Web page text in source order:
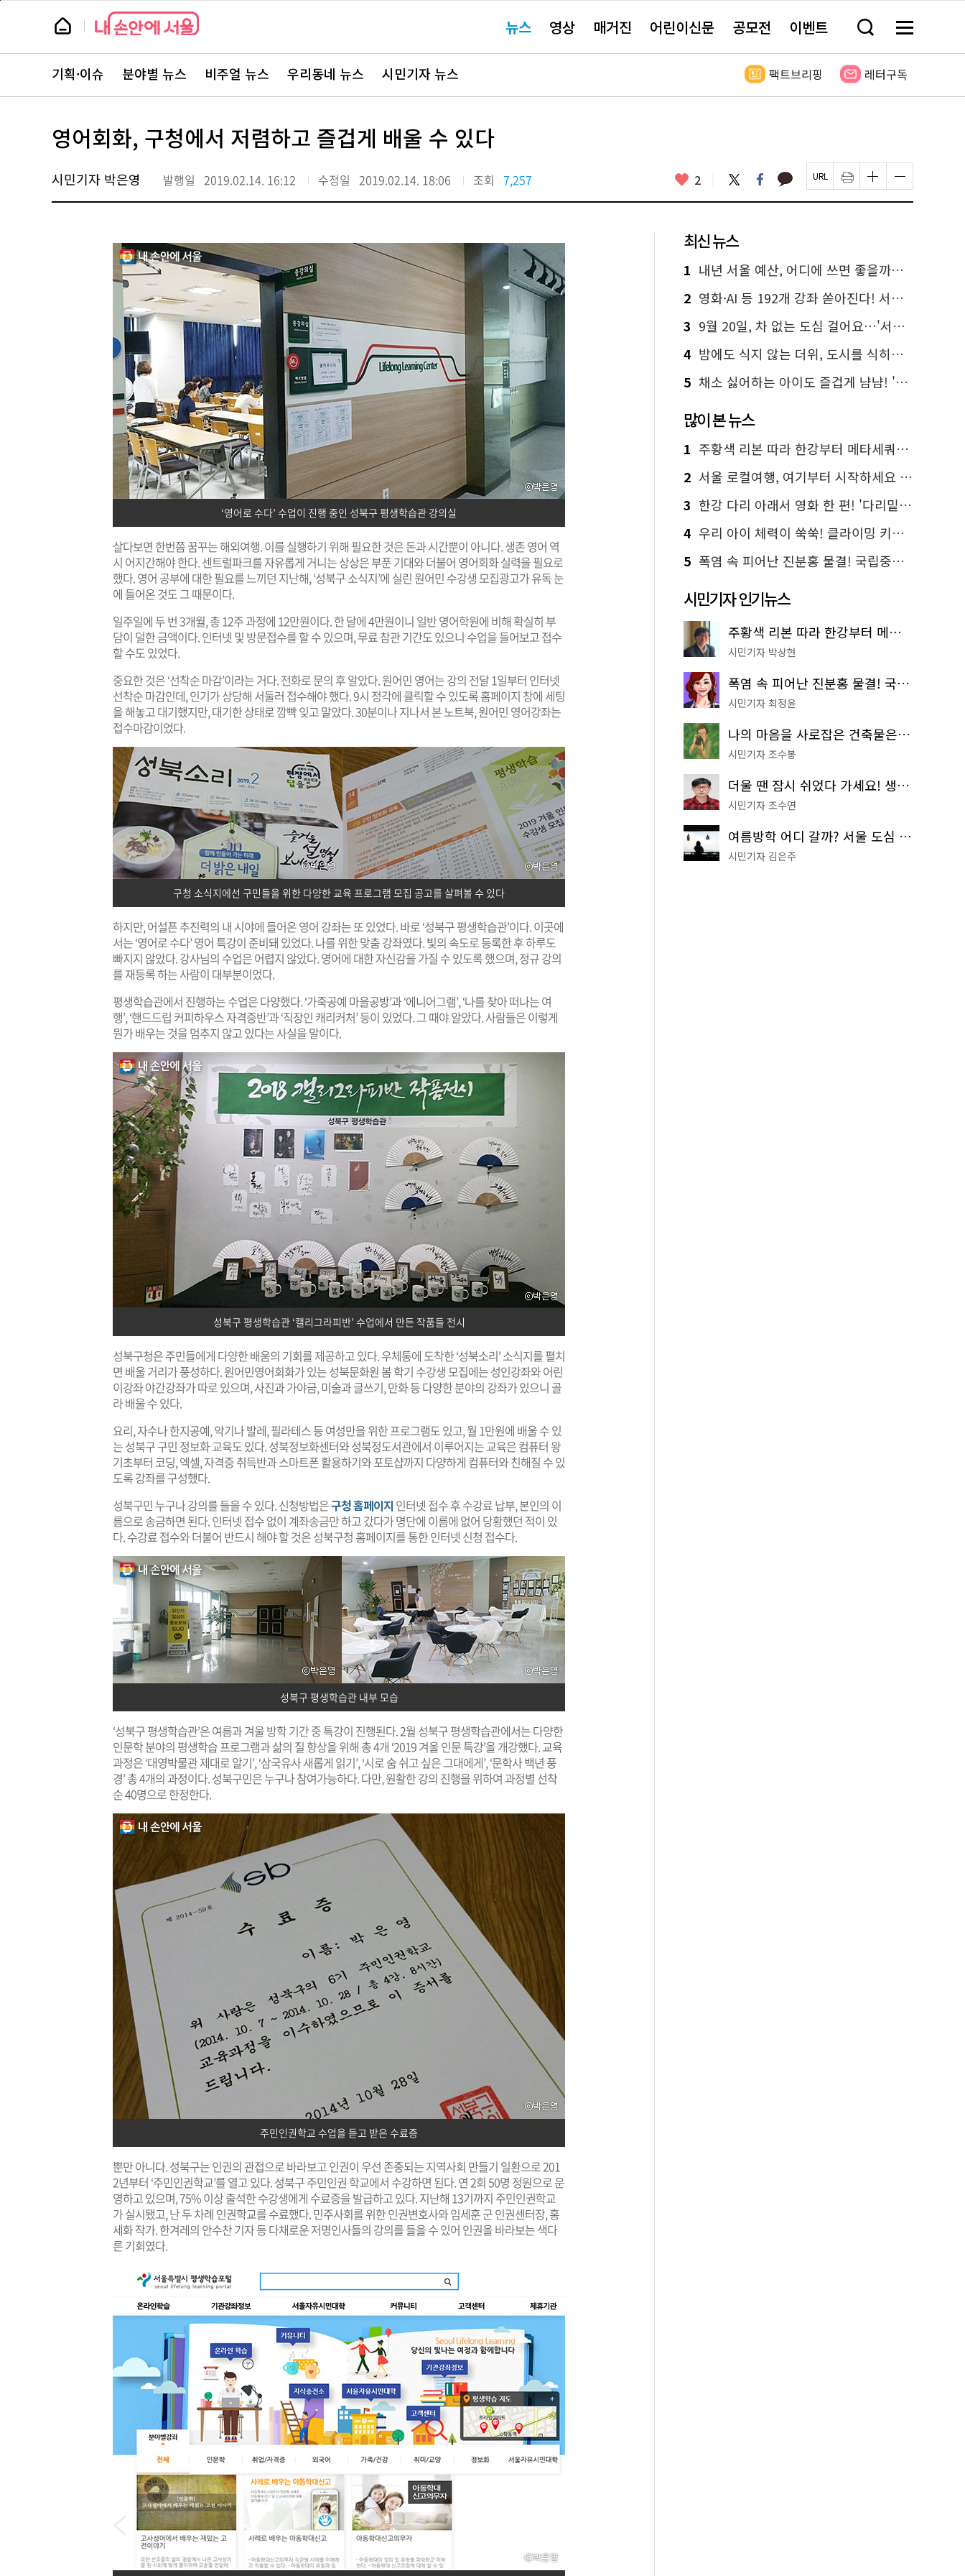
본
뉴
스 요뉴스 영상 매거진 어린이신문 공모전 이벤트 검
창
기
메
전
보
뉴
스
주
서
바
로
기획·이슈 분야별 뉴스 비주얼 뉴스 우리동네 뉴스 시민기자 뉴스 팩트브리핑 레터구독
영어회화, 구청에서 저렴하고 즐겁게 배울 수 있다
시민기자 박은영 발행일 2019.02.14. 16:12 수정일 2019.02.14. 18:06 조회 7,257 좋
요
2 트
위
터
페
이
스
카
카 페
이
지
인
쇄
하
글
자
크
하
기
글
자
크
하
‘영어로 수다’ 수업이 진행 중인 성북구 평생학습관 강의실
살다보면 한번쯤 꿈꾸는 해외여행. 이를 실행하기 위해 필요한 것은 돈과 시간뿐이 아니다. 생존 영어 역
시 어지간해야 한다. 센트럴파크를 자유롭게 거니는 상상은 부푼 기대와 더불어 영어회화 실력을 필요로
했다. 영어 공부에 대한 필요를 느끼던 지난해, ‘성북구 소식지’에 실린 원어민 수강생 모집광고가 유독 눈
에 들어온 것도 그 때문이다.
일주일에 두 번 3개월, 총 12주 과정에 12만원이다. 한 달에 4만원이니 일반 영어학원에 비해 확실히 부
담이 덜한 금액이다. 인터넷 및 방문접수를 할 수 있으며, 무료 참관 기간도 있으니 수업을 들어보고 접수
할 수도 있었다.
중요한 것은 ‘선착순 마감’이라는 거다. 전화로 문의 후 알았다. 원어민 영어는 강의 전달 1일부터 인터넷
선착순 마감인데, 인기가 상당해 서둘러 접수해야 했다. 9시 정각에 클릭할 수 있도록 홈페이지 창에 세팅
을 해놓고 대기했지만, 대기한 상태로 깜빡 잊고 말았다. 30분이나 지나서 본 노트북, 원어민 영어강좌는
접수마감이었다.
구청 소식지에선 구민들을 위한 다양한 교육 프로그램 모집 공고를 살펴볼 수 있다
하지만, 어설픈 추진력의 내 시야에 들어온 영어 강좌는 또 있었다. 바로 ‘성북구 평생학습관’이다. 이곳에
서는 ‘영어로 수다’ 영어 특강이 준비돼 있었다. 나를 위한 맞춤 강좌였다. 빛의 속도로 등록한 후 하루도
빠지지 않았다. 강사님의 수업은 어렵지 않았다. 영어에 대한 자신감을 가질 수 있도록 했으며, 정규 강의
를 재등록 하는 사람이 대부분이었다.
평생학습관에서 진행하는 수업은 다양했다. ‘가죽공예 마을공방’과 ‘에니어그램’, ‘나를 찾아 떠나는 여
행’, ‘핸드드립 커피하우스 자격증반’과 ‘직장인 캐리커처’ 등이 있었다. 그 때야 알았다. 사람들은 이렇게
뭔가 배우는 것을 멈추지 않고 있다는 사실을 말이다.
성북구 평생학습관 ‘캘리그라피반’ 수업에서 만든 작품들 전시
성북구청은 주민들에게 다양한 배움의 기회를 제공하고 있다. 우체통에 도착한 ‘성북소리’ 소식지를 펼치
면 배울 거리가 풍성하다. 원어민영어회화가 있는 성북문화원 봄 학기 수강생 모집에는 성인강좌와 어린
이강좌 야간강좌가 따로 있으며, 사진과 가야금, 미술과 글쓰기, 만화 등 다양한 분야의 강좌가 있으니 골
라 배울 수 있다.
요리, 자수나 한지공예, 악기나 발레, 필라테스 등 여성만을 위한 프로그램도 있고, 월 1만원에 배울 수 있
는 성북구 구민 정보화 교육도 있다. 성북정보화센터와 성북정도서관에서 이루어지는 교육은 컴퓨터 왕
기초부터 코딩, 엑셀, 자격증 취득반과 스마트폰 활용하기와 포토샵까지 다양하게 컴퓨터와 친해질 수 있
도록 강좌를 구성했다.
성북구민 누구나 강의를 들을 수 있다. 신청방법은구청 홈페이지 인터넷 접수 후 수강료 납부, 본인의 이
름으로 송금하면 된다. 인터넷 접수 없이 계좌송금만 하고 갔다가 명단에 이름에 없어 당황했던 적이 있
다. 수강료 접수와 더불어 반드시 해야 할 것은 성북구청 홈페이지를 통한 인터넷 신청 접수다.
성북구 평생학습관 내부 모습
‘성북구 평생학습관’은 여름과 겨울 방학 기간 중 특강이 진행된다. 2월 성북구 평생학습관에서는 다양한
인문학 분야의 평생학습 프로그램과 삶의 질 향상을 위해 총 4개 ‘2019 겨울 인문 특강’을 개강했다. 교육
과정은 ‘대영박물관 제대로 알기’, ‘삼국유사 새롭게 읽기’, ‘시로 숨 쉬고 싶은 그대에게’, ‘문학사 백년 풍
경’ 총 4개의 과정이다. 성북구민은 누구나 참여가능하다. 다만, 원활한 강의 진행을 위하여 과정별 선착
순 40명으로 한정한다.
주민인권학교 수업을 듣고 받은 수료증
뿐만 아니다. 성북구는 인권의 관접으로 바라보고 인권이 우선 존중되는 지역사회 만들기 일환으로 201
2년부터 ‘주민인권학교’를 열고 있다. 성북구 주민인권 학교에서 수강하면 된다. 연 2회 50명 정원으로 운
영하고 있으며, 75% 이상 출석한 수강생에게 수료증을 발급하고 있다. 지난해 13기까지 주민인권학교
가 실시됐고, 난 두 차례 인권학교를 수료했다. 민주사회를 위한 인권변호사와 임세훈 군 인권센터장, 홍
세화 작가. 한겨레의 안수찬 기자 등 다채로운 저명인사들의 강의를 들을 수 있어 인권을 바라보는 색다
른 기회였다.
최신 뉴스
1 내년 서울 예산, 어디에 쓰면 좋을까요? 온라인 투표
2 영화·AI 등 192개 강좌 쏟아진다! 서울시민대학 선착순 신청
3 9월 20일, 차 없는 도심 걸어요…'서울 걷자 페스티벌' 선착순 5천명
4 밤에도 식지 않는 더위, 도시를 식히는 시원한 해법은?
5 채소 싫어하는 아이도 즐겁게 냠냠! '찾아가는 서울시 식생활 교육' 현장
많이 본 뉴스
1 주황색 리본 따라 한강부터 메타세쿼이아 숲길까지…서울둘레길 15코스
2 서울 로컬여행, 여기부터 시작하세요 '서울에디션25'
3 한강 다리 아래서 영화 한 편! '다리밑 영화관' 무료 상영
4 우리 아이 체력이 쑥쑥! 클라이밍 키즈카페·어린이 체력장
5 폭염 속 피어난 진분홍 물결! 국립중앙박물관 배롱나무 명소
시민기자 인기뉴스
주황색 리본 따라 한강부터 메타세쿼이아 숲길까지…서울둘레길 15코스
시민기자 박상현
폭염 속 피어난 진분홍 물결! 국립중앙박물관 배롱나무 명소
시민기자 최정윤
나의 마음을 사로잡은 건축물은? '서울시 건축상' 수상작 공개!
시민기자 조수봉
더울 땐 잠시 쉬었다 가세요! 생수 냉장고부터 해피소·무더위쉼터까지
시민기자 조수연
여름방학 어디 갈까? 서울 도심 무료 실내 여행 코스 추천
시민기자 김은주
페